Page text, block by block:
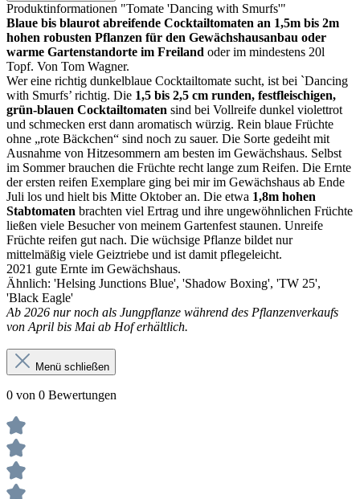
Produktinformationen "Tomate 'Dancing with Smurfs'"
Blaue bis blaurot abreifende Cocktailtomaten an 1,5m bis 2m
hohen robusten Pflanzen für den Gewächshausanbau oder
warme Gartenstandorte im Freiland oder im mindestens 20l
Topf. Von Tom Wagner.
Wer eine richtig dunkelblaue Cock­tailtomate sucht, ist bei `Dancing
with Smurfs’ richtig. Die 1,5 bis 2,5 cm runden, festfleischigen,
grün-blauen Cocktailtomaten sind bei Vollreife dunkel violettrot
und schmecken erst dann aromatisch würzig. Rein blaue Früchte
ohne „rote Bäckchen“ sind noch zu sauer. Die Sorte gedeiht mit
Ausnahme von Hitzesommern am besten im Gewächshaus. Selbst
im Sommer brauchen die Früchte recht lange zum Reifen. Die Ernte
der ersten reifen Exemplare ging bei mir im Gewächshaus ab Ende
Juli los und hielt bis Mitte Oktober an. Die etwa 1,8m hohen
Stabtomaten brachten viel Ertrag und ihre ungewöhnlichen Früchte
ließen viele Besucher von meinem Gartenfest staunen. Unreife
Früchte reifen gut nach. Die wüchsige Pflanze bildet nur
mittelmäßig viele Geiztriebe und ist damit pflegeleicht.
2021 gute Ernte im Gewächshaus.
Ähnlich: 'Helsing Junctions Blue', 'Shadow Boxing', 'TW 25',
'Black Eagle'
Ab 2026 nur noch als Jungpflanze während des Pflanzenverkaufs
von April bis Mai ab Hof erhältlich.
Menü schließen
0 von 0 Bewertungen